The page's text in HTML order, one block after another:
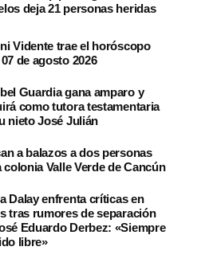
deja 21 personas heridas
Vidente trae el horóscopo
de agosto 2026
Guardia gana amparo y
como tutora testamentaria
nieto José Julián
a balazos a dos personas
colonia Valle Verde de Cancún
Dalay enfrenta críticas en
tras rumores de separación
Eduardo Derbez: «Siempre
libre»